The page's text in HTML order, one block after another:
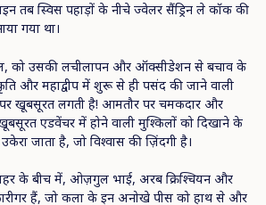
तब स्विस पहाड़ों के नीचे ज्वेलर सैंड्रिन ले कॉक की
गया था।
को उसकी लचीलापन और ऑक्सीडेशन से बचाव के
और महाद्वीप में शुरू से ही पसंद की जाने वाली
पर खूबसूरत लगती है! आमतौर पर चमकदार और
एडवेंचर में होने वाली मुश्किलों को दिखाने के
जाता है, जो विश्वास की ज़िंदगी है।
के बीच में, ओज़गुल भाई, अरब क्रिश्चियन और
हैं, जो कला के इन अनोखे पीस को हाथ से और